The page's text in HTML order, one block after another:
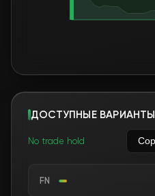
ДОСТУПНЫЕ ВАРИАНТЫ
No trade hold
FN